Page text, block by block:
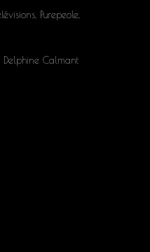
Purepeole,
Delphine Calmant